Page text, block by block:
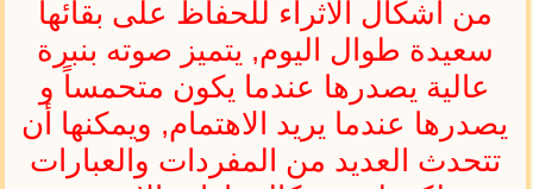
من أشكال الاثراء للحفاظ على بقائها
سعيدة طوال اليوم, يتميز صوته بنبرة
عالية يصدرها عندما يكون متحمساً و
يصدرها عندما يريد الاهتمام, ويمكنها أن
تتحدث العديد من المفردات والعبارات